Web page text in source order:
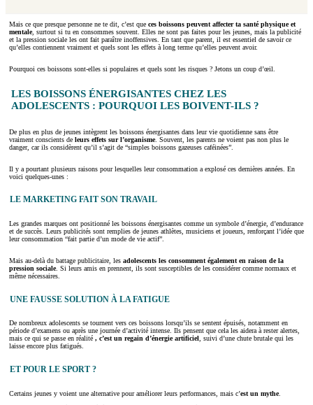
Mais ce que presque personne ne te dit, c’est que ces boissons peuvent affecter ta santé physique et
mentale, surtout si tu en consommes souvent. Elles ne sont pas faites pour les jeunes, mais la publicité
et la pression sociale les ont fait paraître inoffensives. En tant que parent, il est essentiel de savoir ce
qu’elles contiennent vraiment et quels sont les effets à long terme qu’elles peuvent avoir.
Pourquoi ces boissons sont-elles si populaires et quels sont les risques ? Jetons un coup d’œil.
LES BOISSONS ÉNERGISANTES CHEZ LES
ADOLESCENTS : POURQUOI LES BOIVENT-ILS ?
De plus en plus de jeunes intègrent les boissons énergisantes dans leur vie quotidienne sans être
vraiment conscients de leurs effets sur l’organisme. Souvent, les parents ne voient pas non plus le
danger, car ils considèrent qu’il s’agit de “simples boissons gazeuses caféinées”.
Il y a pourtant plusieurs raisons pour lesquelles leur consommation a explosé ces dernières années. En
voici quelques-unes :
LE MARKETING FAIT SON TRAVAIL
Les grandes marques ont positionné les boissons énergisantes comme un symbole d’énergie, d’endurance
et de succès. Leurs publicités sont remplies de jeunes athlètes, musiciens et joueurs, renforçant l’idée que
leur consommation “fait partie d’un mode de vie actif”.
Mais au-delà du battage publicitaire, les adolescents les consomment également en raison de la
pression sociale. Si leurs amis en prennent, ils sont susceptibles de les considérer comme normaux et
même nécessaires.
UNE FAUSSE SOLUTION À LA FATIGUE
De nombreux adolescents se tournent vers ces boissons lorsqu’ils se sentent épuisés, notamment en
période d’examens ou après une journée d’activité intense. Ils pensent que cela les aidera à rester alertes,
mais ce qui se passe en réalité , c’est un regain d’énergie artificiel, suivi d’une chute brutale qui les
laisse encore plus fatigués.
ET POUR LE SPORT ?
Certains jeunes y voient une alternative pour améliorer leurs performances, mais c’est un mythe.